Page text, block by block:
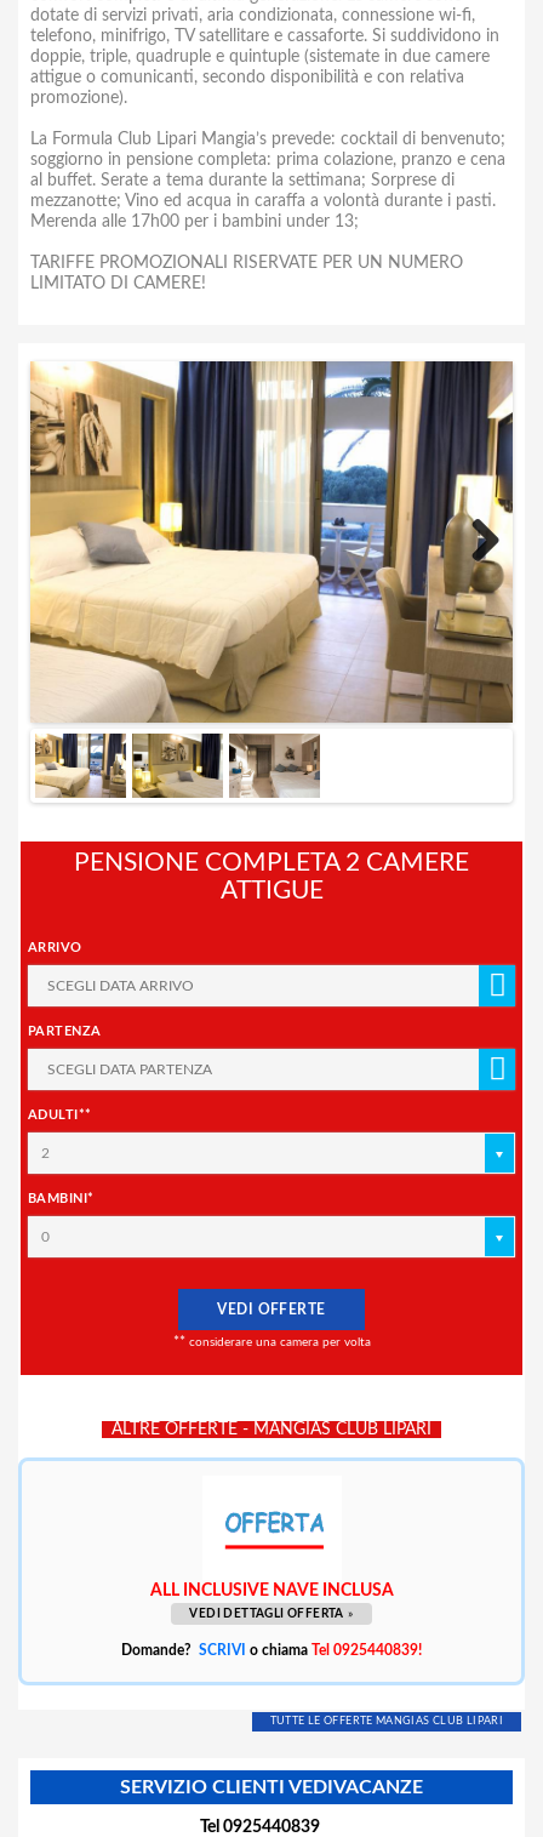
dotate di servizi privati, aria condizionata, connessione wi-fi,
telefono, minifrigo, TV satellitare e cassaforte. Si suddividono in
doppie, triple, quadruple e quintuple (sistemate in due camere
attigue o comunicanti, secondo disponibilità e con relativa
promozione).
La Formula Club Lipari Mangia’s prevede: cocktail di benvenuto;
soggiorno in pensione completa: prima colazione, pranzo e cena
al buffet. Serate a tema durante la settimana; Sorprese di
mezzanotte; Vino ed acqua in caraffa a volontà durante i pasti.
Merenda alle 17h00 per i bambini under 13;
TARIFFE PROMOZIONALI RISERVATE PER UN NUMERO
LIMITATO DI CAMERE!
Next
PENSIONE COMPLETA 2 CAMERE
ATTIGUE
ARRIVO
PARTENZA
ADULTI**
2
BAMBINI*
0
VEDI OFFERTE
** considerare una camera per volta
ALTRE OFFERTE - MANGIAS CLUB LIPARI
ALL INCLUSIVE NAVE INCLUSA
VEDI DETTAGLI OFFERTA »
Domande? SCRIVI o chiama Tel 0925440839!
TUTTE LE OFFERTE MANGIAS CLUB LIPARI
SERVIZIO CLIENTI VEDIVACANZE
Tel 0925440839